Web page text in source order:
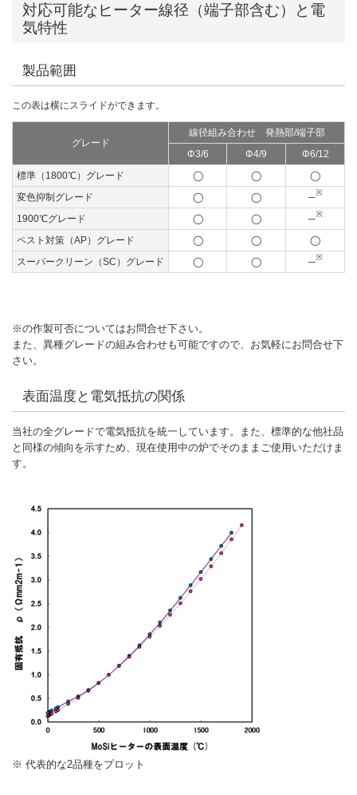
対応可能なヒーター線径（端子部含む）と電
気特性
製品範囲
グレード
線径組み合わせ 発熱部/端子部
Φ3/6
Φ4/9
Φ6/12
標準（1800℃）グレード
◯ ◯
◯
変色抑制グレード
◯ ◯ ─※
1900℃グレード ◯ ◯ ─※
ペスト対策（AP）グレード ◯ ◯
◯
スーパークリーン（SC）グレード
◯ ◯ ─※
※の作製可否についてはお問合せ下さい。
また、異種グレードの組み合わせも可能ですので、お気軽にお問合せ下
さい。
表面温度と電気抵抗の関係
当社の全グレードで電気抵抗を統一しています。また、標準的な他社品
と同様の傾向を示すため、現在使用中の炉でそのままご使用いただけま
す。
※ 代表的な2品種をプロット